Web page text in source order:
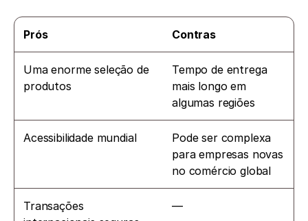
Prós Contras
Uma enorme seleção de
produtos
Tempo de entrega
mais longo em
algumas regiões
Acessibilidade mundial
Pode ser complexa
para empresas novas
no comércio global
Transações
—